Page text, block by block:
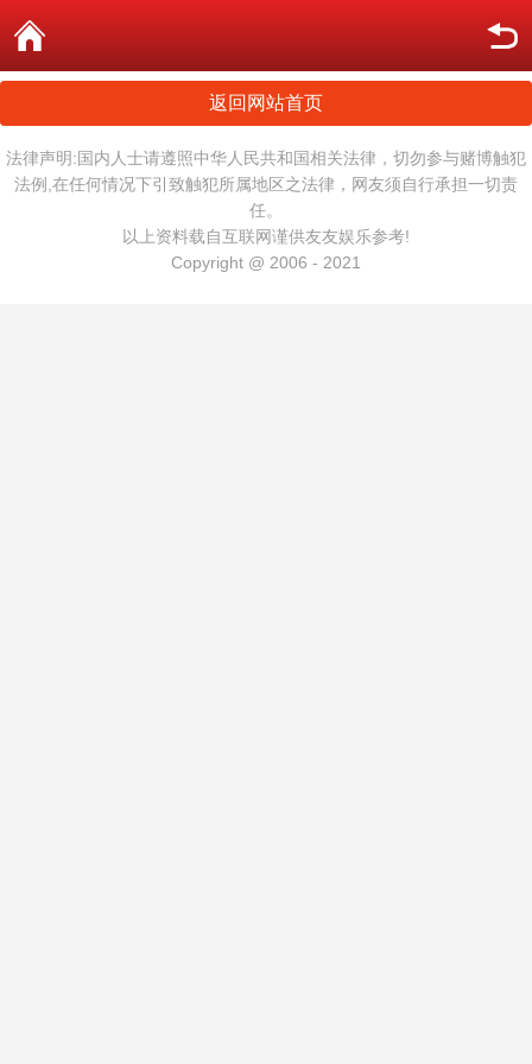
返回网站首页
法律声明:国内人士请遵照中华人民共和国相关法律，切勿参与赌博触犯
法例,在任何情况下引致触犯所属地区之法律，网友须自行承担一切责
任。
以上资料载自互联网谨供友友娱乐参考!
Copyright @ 2006 - 2021